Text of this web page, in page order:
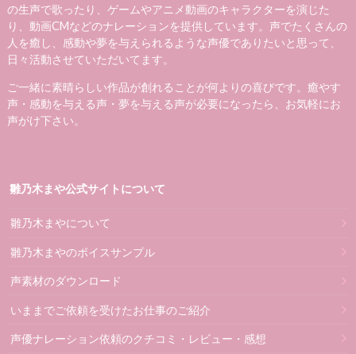
の生声で歌ったり、ゲームやアニメ動画のキャラクターを演じた
り、動画CMなどのナレーションを提供しています。声でたくさんの
人を癒し、感動や夢を与えられるような声優でありたいと思って、
日々活動させていただいてます。
ご一緒に素晴らしい作品が創れることが何よりの喜びです。癒やす
声・感動を与える声・夢を与える声が必要になったら、お気軽にお
声がけ下さい。
雛乃木まや公式サイトについて
雛乃木まやについて
雛乃木まやのボイスサンプル
声素材のダウンロード
いままでご依頼を受けたお仕事のご紹介
声優ナレーション依頼のクチコミ・レビュー・感想